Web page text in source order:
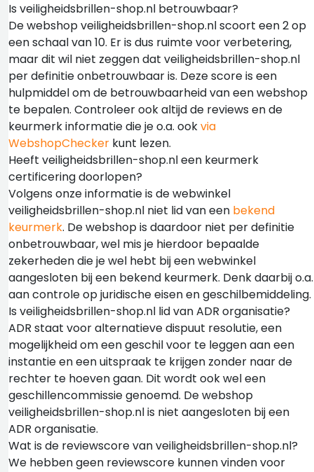
Is veiligheidsbrillen-shop.nl betrouwbaar?
De webshop veiligheidsbrillen-shop.nl scoort een 2 op
een schaal van 10. Er is dus ruimte voor verbetering,
maar dit wil niet zeggen dat veiligheidsbrillen-shop.nl
per definitie onbetrouwbaar is. Deze score is een
hulpmiddel om de betrouwbaarheid van een webshop
te bepalen. Controleer ook altijd de reviews en de
keurmerk informatie die je o.a. ookvia
WebshopChecker kunt lezen.
Heeft veiligheidsbrillen-shop.nl een keurmerk
certificering doorlopen?
Volgens onze informatie is de webwinkel
veiligheidsbrillen-shop.nl niet lid van een bekend
keurmerk. De webshop is daardoor niet per definitie
onbetrouwbaar, wel mis je hierdoor bepaalde
zekerheden die je wel hebt bij een webwinkel
aangesloten bij een bekend keurmerk. Denk daarbij o.a.
aan controle op juridische eisen en geschilbemiddeling.
Is veiligheidsbrillen-shop.nl lid van ADR organisatie?
ADR staat voor alternatieve dispuut resolutie, een
mogelijkheid om een geschil voor te leggen aan een
instantie en een uitspraak te krijgen zonder naar de
rechter te hoeven gaan. Dit wordt ook wel een
geschillencommissie genoemd. De webshop
veiligheidsbrillen-shop.nl is niet aangesloten bij een
ADR organisatie.
Wat is de reviewscore van veiligheidsbrillen-shop.nl?
We hebben geen reviewscore kunnen vinden voor